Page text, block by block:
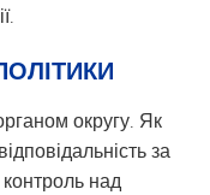
округу. Як
за
над